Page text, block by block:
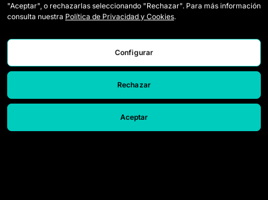
Wildcards
Estadísticas
Cómo se juega la Queens
Acreditaciones Prensa
Contacto
"Aceptar", o rechazarlas seleccionando "Rechazar". Para más información
consulta nuestra Política de Privacidad y Cookies.
Configurar
Rechazar
Aceptar